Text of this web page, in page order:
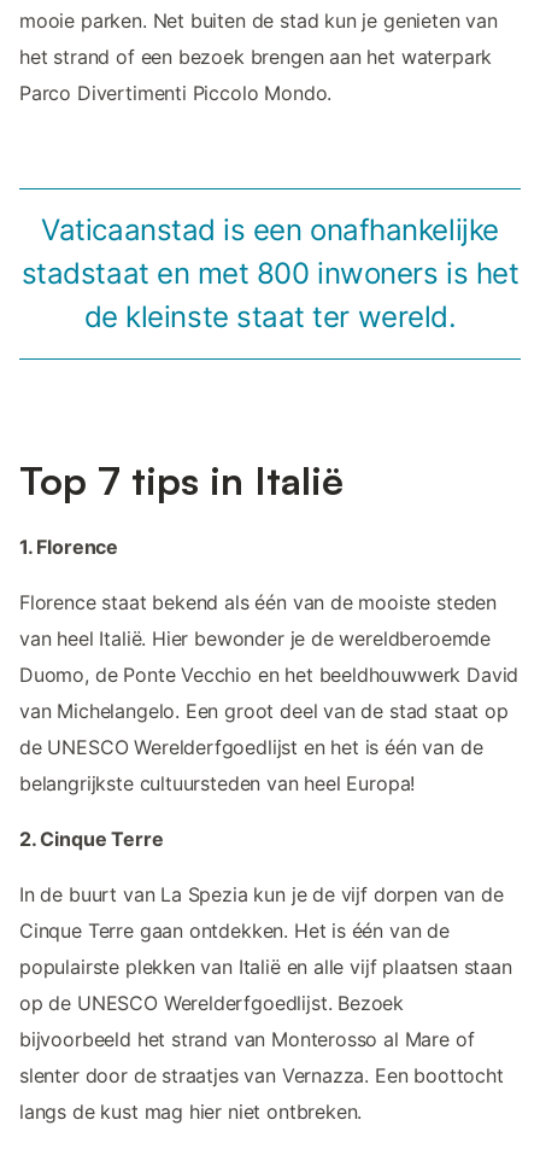
mooie parken. Net buiten de stad kun je genieten van
het strand of een bezoek brengen aan het waterpark
Parco Divertimenti Piccolo Mondo.
Vaticaanstad is een onafhankelijke
stadstaat en met 800 inwoners is het
de kleinste staat ter wereld.
Top 7 tips in Italië
1. Florence
Florence staat bekend als één van de mooiste steden
van heel Italië. Hier bewonder je de wereldberoemde
Duomo, de Ponte Vecchio en het beeldhouwwerk David
van Michelangelo. Een groot deel van de stad staat op
de UNESCO Werelderfgoedlijst en het is één van de
belangrijkste cultuursteden van heel Europa!
2. Cinque Terre
In de buurt van La Spezia kun je de vijf dorpen van de
Cinque Terre gaan ontdekken. Het is één van de
populairste plekken van Italië en alle vijf plaatsen staan
op de UNESCO Werelderfgoedlijst. Bezoek
bijvoorbeeld het strand van Monterosso al Mare of
slenter door de straatjes van Vernazza. Een boottocht
langs de kust mag hier niet ontbreken.